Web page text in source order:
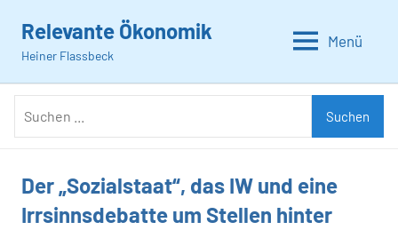
Inhalt
springen
Relevante Ökonomik
Heiner Flassbeck
Menü
Suchen
Allgemein
Der „Sozialstaat“, das IW und eine
Irrsinnsdebatte um Stellen hinter